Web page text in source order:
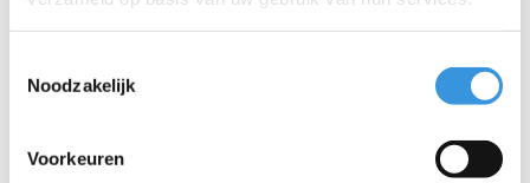
Noodzakelijk
Voorkeuren
SALE